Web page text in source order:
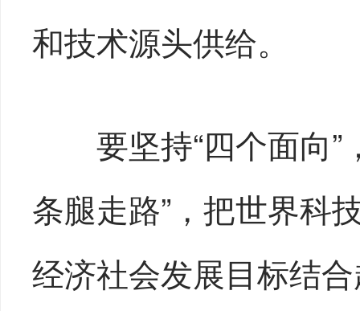
和技术源头供给。
要坚持“四个面向”
条腿走路”，把世界科
经济社会发展目标结